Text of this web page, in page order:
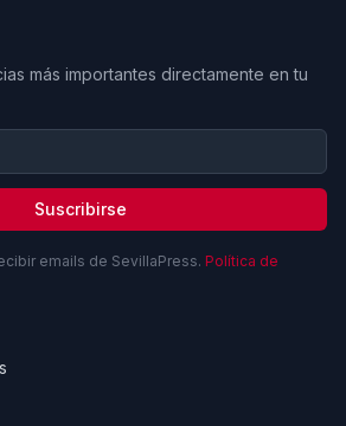
más importantes directamente en tu
Suscribirse
emails de SevillaPress. Política de